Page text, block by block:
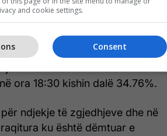
ngadalë. Në ora 09:00 në
njejta u ndryshua në 8.10% në
ora 13:00 arriti në 15,64%. Në
ishte 22.65%. Në ora 17:00
ora 18:30 kishin dalë 34.76%.
ndjekje të zgjedhjeve dhe në
ku është dëmtuar e
and cookie settings.
Consent